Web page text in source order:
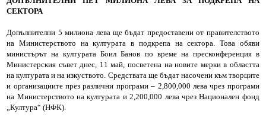
СЕКТОРА
Допълнителни 5 милиона лева ще бъдат предоставени от правителството
на Министерството на културата в подкрепа на сектора. Това обяви
министърът на културата Боил Банов по време на пресконференция в
Министерския съвет днес, 11 май, посветена на новите мерки в областта
на културата и на изкуството. Средствата ще бъдат насочени към творците
и организациите през различни програми – 2,800,000 лева чрез програми
на Министерството на културата и 2,200,000 лева чрез Национален фонд
„Култура“ (НФК).